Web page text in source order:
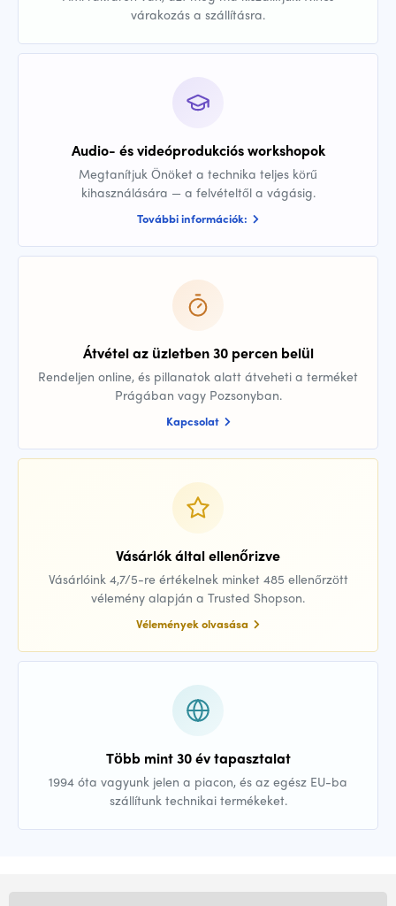
várakozás a szállításra.
Audio- és videóprodukciós workshopok
Megtanítjuk Önöket a technika teljes körű
kihasználására — a felvételtől a vágásig.
További információk:
Átvétel az üzletben 30 percen belül
Rendeljen online, és pillanatok alatt átveheti a terméket
Prágában vagy Pozsonyban.
Kapcsolat
Vásárlók által ellenőrizve
Vásárlóink 4,7/5-re értékelnek minket 485 ellenőrzött
vélemény alapján a Trusted Shopson.
Vélemények olvasása
Több mint 30 év tapasztalat
1994 óta vagyunk jelen a piacon, és az egész EU-ba
szállítunk technikai termékeket.